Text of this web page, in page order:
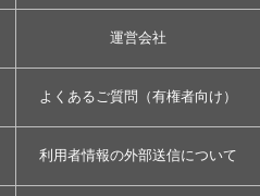
運営会社
よくあるご質問（有権者向け）
利用者情報の外部送信について